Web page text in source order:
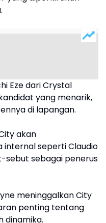
Eze dari Crystal
yang menarik,
di lapangan.
akan
seperti Claudio
sebut sebagai penerus
meninggalkan City
penting tentang
dinamika.